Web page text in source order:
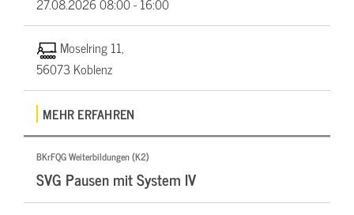
Moselring 11,
56073 Koblenz
MEHR ERFAHREN
BKrFQG Weiterbildungen (K2)
SVG Pausen mit System IV